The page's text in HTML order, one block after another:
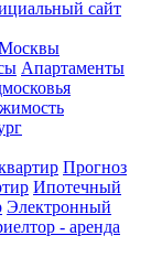
сайт
Апартаменты
Прогноз
Ипотечный
Электронный
- аренда